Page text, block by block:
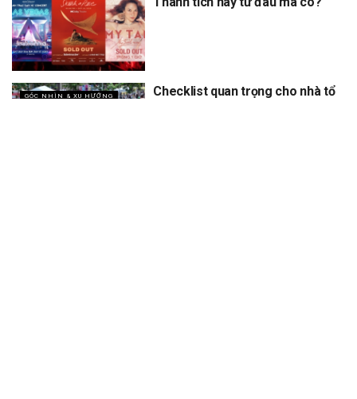
GÓC NHÌN & XU HƯỚNG
Checklist quan trọng cho nhà tổ